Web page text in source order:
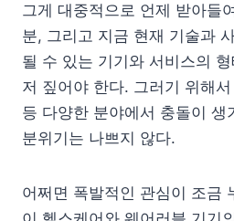
그게 대중적으로 언제 받아들
분, 그리고 지금 현재 기술과
될 수 있는 기기와 서비스의
저 짚어야 한다. 그러기 위해
등 다양한 분야에서 충돌이 생
분위기는 나쁘지 않다.
어쩌면 폭발적인 관심이 조금